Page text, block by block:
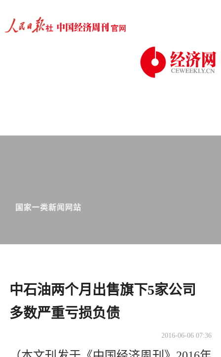
中石油两个月出售旗下5家公司
多数严重亏损负债
2016-06-06 07:36